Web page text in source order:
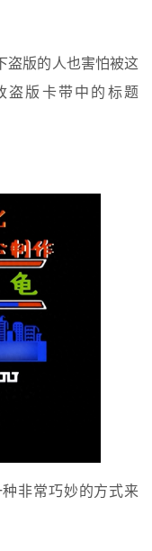
盗版的人也害怕被这
盗版卡带中的标题
非常巧妙的方式来